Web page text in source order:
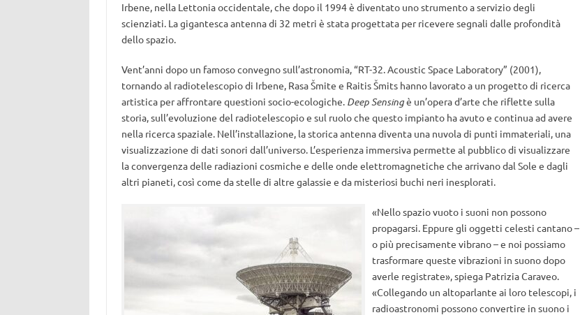
Irbene, nella Lettonia occidentale, che dopo il 1994 è diventato uno strumento a servizio degli
scienziati. La gigantesca antenna di 32 metri è stata progettata per ricevere segnali dalle profondità
dello spazio.
Vent’anni dopo un famoso convegno sull’astronomia, “RT-32. Acoustic Space Laboratory” (2001),
tornando al radiotelescopio di Irbene, Rasa Šmite e Raitis Šmits hanno lavorato a un progetto di ricerca
artistica per affrontare questioni socio-ecologiche. Deep Sensingè un’opera d’arte che riflette sulla
storia, sull’evoluzione del radiotelescopio e sul ruolo che questo impianto ha avuto e continua ad avere
nella ricerca spaziale. Nell’installazione, la storica antenna diventa una nuvola di punti immateriali, una
visualizzazione di dati sonori dall’universo. L’esperienza immersiva permette al pubblico di visualizzare
la convergenza delle radiazioni cosmiche e delle onde elettromagnetiche che arrivano dal Sole e dagli
altri pianeti, così come da stelle di altre galassie e da misteriosi buchi neri inesplorati.
«Nello spazio vuoto i suoni non possono
propagarsi. Eppure gli oggetti celesti cantano –
o più precisamente vibrano – e noi possiamo
trasformare queste vibrazioni in suono dopo
averle registrate», spiega Patrizia Caraveo.
«Collegando un altoparlante ai loro telescopi, i
radioastronomi possono convertire in suono i